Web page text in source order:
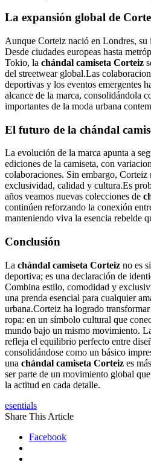
La expansión global de
Aunque Corteiz nació en Londres,
Desde ciudades europeas hasta
Tokio, la chándal camiseta Corteiz
del streetwear global.Las
deportivas y los eventos emergentes
alcance de la marca, consolidándola
importantes de la moda urbana
El futuro de la chándal
La evolución de la marca apunta a
ediciones de la camiseta, con
colaboraciones. Sin embargo, Corteiz
exclusividad, calidad y cultura.Es
años veamos nuevas colecciones de
continúen reforzando la conexión
manteniendo viva la esencia rebelde
Conclusión
La chándal camiseta Corteiz no es
deportiva; es una declaración de
Combina estilo, comodidad y
una prenda esencial para cualquier
urbana.Corteiz ha logrado
ropa: en un símbolo cultural que
mundo bajo un mismo movimiento.
refleja el equilibrio perfecto entre
consolidándose como un básico
una chándal camiseta Corteiz es
ser parte de un movimiento global
la actitud en cada detalle.
esentials
Share This Article
Facebook